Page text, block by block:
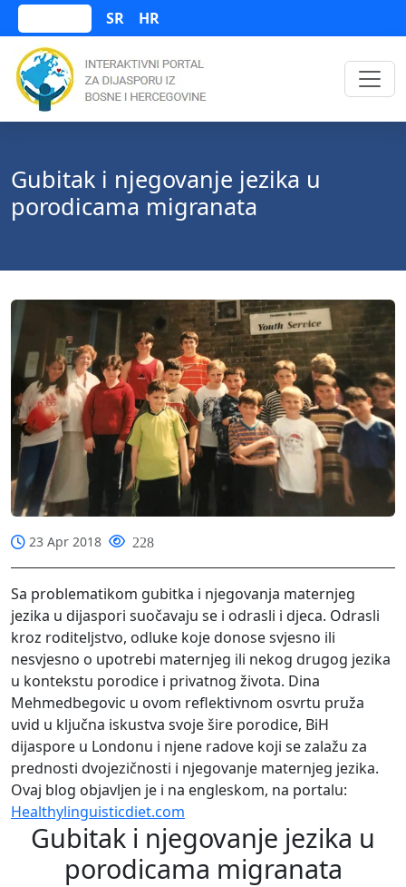
SR HR
Gubitak i njegovanje jezika u
porodicama migranata
23 Apr 2018 228
Sa problematikom gubitka i njegovanja maternjeg
jezika u dijaspori suočavaju se i odrasli i djeca. Odrasli
kroz roditeljstvo, odluke koje donose svjesno ili
nesvjesno o upotrebi maternjeg ili nekog drugog jezika
u kontekstu porodice i privatnog života. Dina
Mehmedbegovic u ovom reflektivnom osvrtu pruža
uvid u ključna iskustva svoje šire porodice, BiH
dijaspore u Londonu i njene radove koji se zalažu za
prednosti dvojezičnosti i njegovanje maternjeg jezika.
Ovaj blog objavljen je i na engleskom, na portalu:
Healthylinguisticdiet.com
Gubitak i njegovanje jezika u
porodicama migranata